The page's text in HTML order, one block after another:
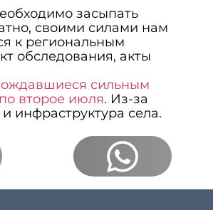
засыпать
своими силами нам
к региональным
обследования, акты
сильным
второе июля. Из-за
инфраструктура села.